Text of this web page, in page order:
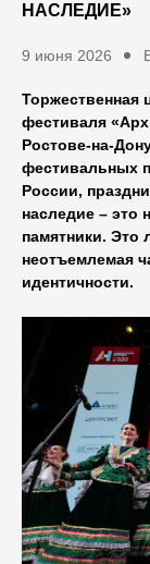
НАСЛЕДИЕ»
9 июня 2026
Торжественная
фестиваля
Ростове-на-
фестивальных
России,
наследие – это
памятники. Это
неотъемлемая
идентичности.